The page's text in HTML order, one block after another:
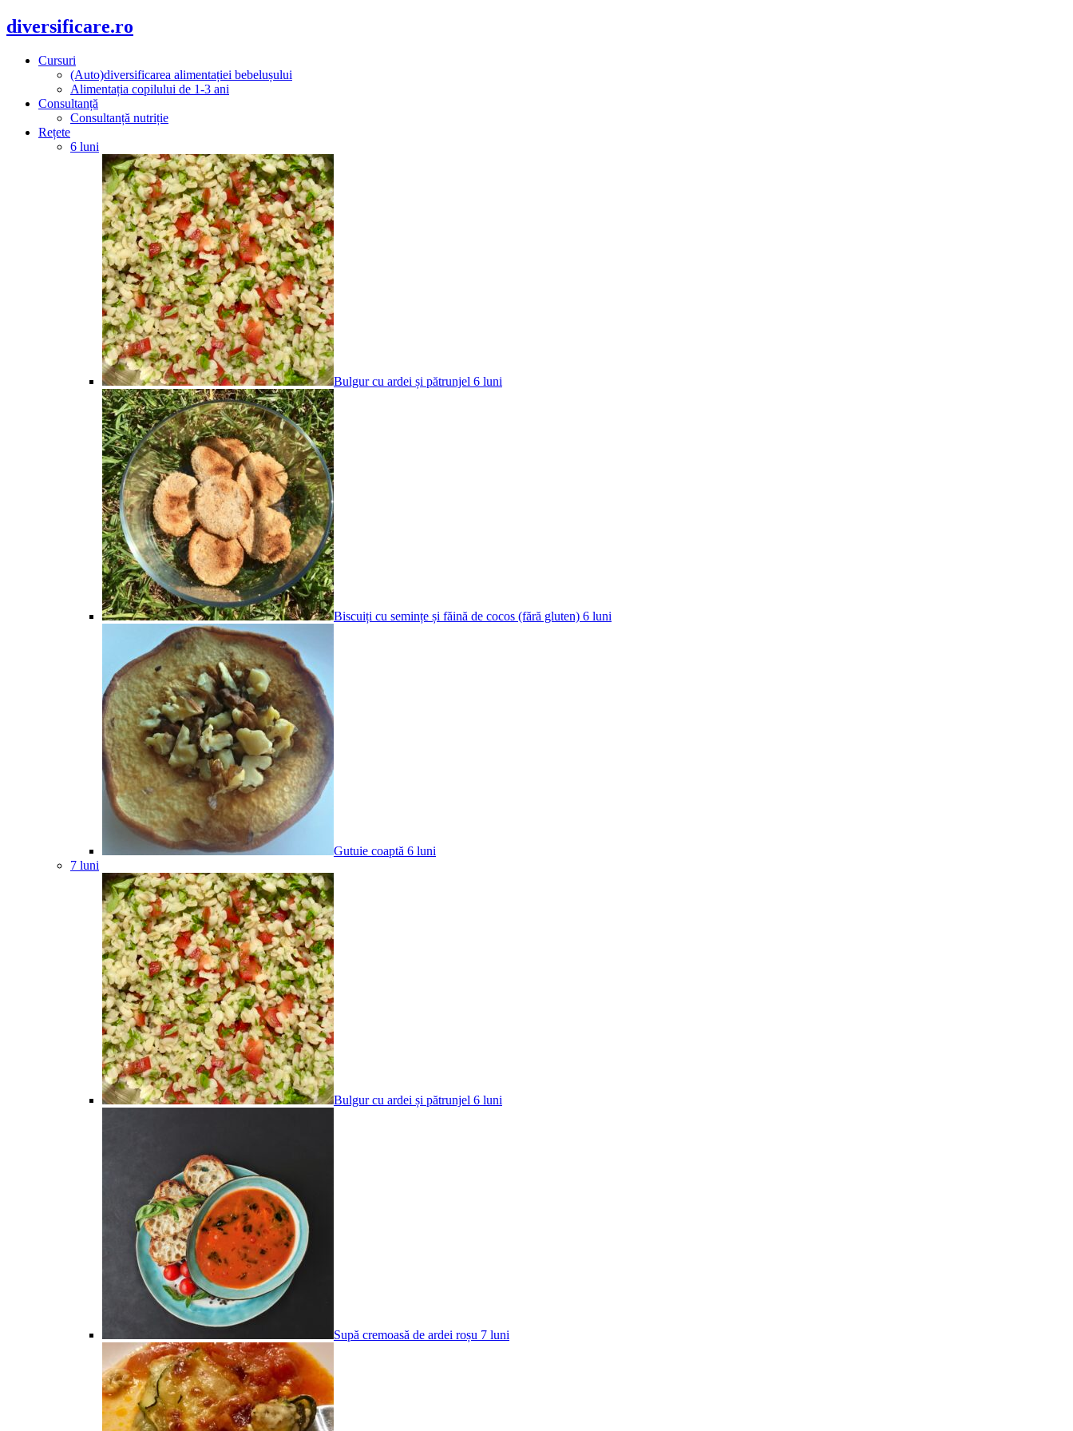
diversificare.ro
Cursuri
(Auto)diversificarea alimentației bebelușului
Alimentația copilului de 1-3 ani
Consultanță
Consultanță nutriție
Rețete
6 luni
Bulgur cu ardei și pătrunjel 6 luni
Biscuiți cu semințe și făină de cocos (fără gluten) 6 luni
Gutuie coaptă 6 luni
7 luni
Bulgur cu ardei și pătrunjel 6 luni
Supă cremoasă de ardei roșu 7 luni